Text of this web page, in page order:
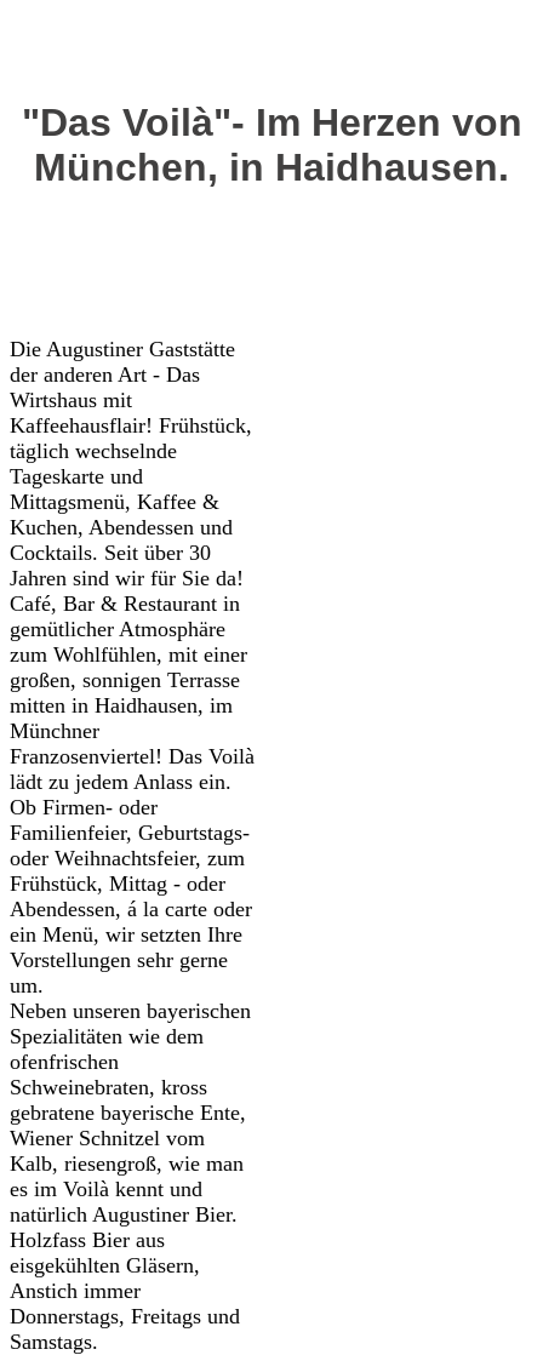
"Das Voilà"- Im Herzen von
München, in Haidhausen.
Die Augustiner Gaststätte
der anderen Art - Das
Wirtshaus mit
Kaffeehausflair! Frühstück,
täglich wechselnde
Tageskarte und
Mittagsmenü, Kaffee &
Kuchen, Abendessen und
Cocktails. Seit über 30
Jahren sind wir für Sie da!
Café, Bar & Restaurant in
gemütlicher Atmosphäre
zum Wohlfühlen, mit einer
großen, sonnigen Terrasse
mitten in Haidhausen, im
Münchner
Franzosenviertel! Das Voilà
lädt zu jedem Anlass ein.
Ob Firmen- oder
Familienfeier, Geburtstags-
oder Weihnachtsfeier, zum
Frühstück, Mittag - oder
Abendessen, á la carte oder
ein Menü, wir setzten Ihre
Vorstellungen sehr gerne
um.
Neben unseren bayerischen
Spezialitäten wie dem
ofenfrischen
Schweinebraten, kross
gebratene bayerische Ente,
Wiener Schnitzel vom
Kalb, riesengroß, wie man
es im Voilà kennt und
natürlich Augustiner Bier.
Holzfass Bier aus
eisgekühlten Gläsern,
Anstich immer
Donnerstags, Freitags und
Samstags.